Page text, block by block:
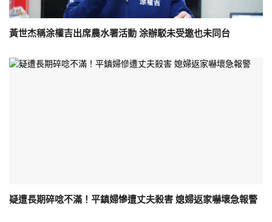
黃世杰稱涂權吉出席農水署活動 涂辦駁未受邀也未同台
疑遭長期碎唸不滿！平鎮婦慘遭丈夫殺害 媳婦返家嚇壞急報警